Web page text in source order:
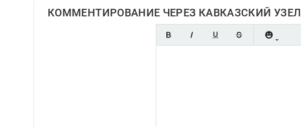
КОММЕНТИРОВАНИЕ ЧЕРЕЗ КАВКАЗСКИЙ УЗЕЛ